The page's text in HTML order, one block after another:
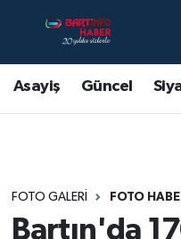
Asayiş Güncel
FOTO GALERI FOTO
Bartın'da
Asayiş
Bartın Hakkında
Eğitim
Bartın Nöbetçi
Bartın Hava
Bartın Trafik